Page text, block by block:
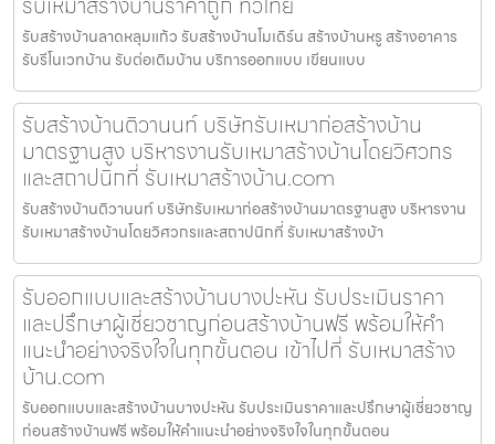
รับสร้างบ้านลาดหลุมแก้ว รับสร้างบ้านโมเดิร์น สร้างบ้านหรู สร้างอาคาร
รับรีโนเวทบ้าน รับต่อเติมบ้าน บริการออกแบบ เขียนแบบ
รับสร้างบ้านติวานนท์ บริษัทรับเหมาก่อสร้างบ้าน
มาตรฐานสูง บริหารงานรับเหมาสร้างบ้านโดยวิศวกร
และสถาปนิกที่ รับเหมาสร้างบ้าน.com
รับสร้างบ้านติวานนท์ บริษัทรับเหมาก่อสร้างบ้านมาตรฐานสูง บริหารงาน
รับเหมาสร้างบ้านโดยวิศวกรและสถาปนิกที่ รับเหมาสร้างบ้า
รับออกแบบและสร้างบ้านบางปะหัน รับประเมินราคา
และปรึกษาผู้เชี่ยวชาญก่อนสร้างบ้านฟรี พร้อมให้คำ
แนะนำอย่างจริงใจในทุกขั้นตอน เข้าไปที่ รับเหมาสร้าง
บ้าน.com
รับออกแบบและสร้างบ้านบางปะหัน รับประเมินราคาและปรึกษาผู้เชี่ยวชาญ
ก่อนสร้างบ้านฟรี พร้อมให้คำแนะนำอย่างจริงใจในทุกขั้นตอน